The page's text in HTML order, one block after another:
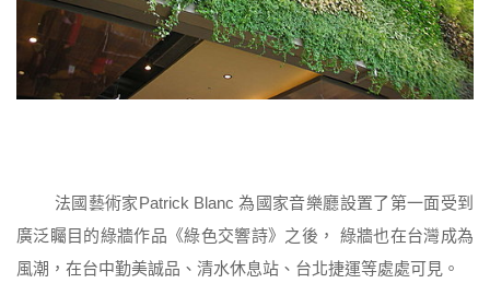
法國藝術家Patrick Blanc 為國家音樂廳設置了第一面受到
廣泛矚目的綠牆作品《綠色交響詩》之後， 綠牆也在台灣成為
風潮，在台中勤美誠品、清水休息站、台北捷運等處處可見。